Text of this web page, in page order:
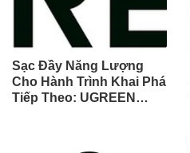
Sạc Đầy Năng Lượng
Cho Hành Trình Khai Phá
Tiếp Theo: UGREEN